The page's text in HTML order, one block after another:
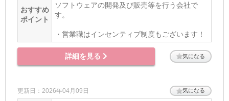
おすすめ
ポイント
ソフトウェアの開発及び販売等を行う会社で
す。
・営業職はインセンティブ制度もございます！
詳細を見る 気になる
更新日：2026年04月09日 気になる